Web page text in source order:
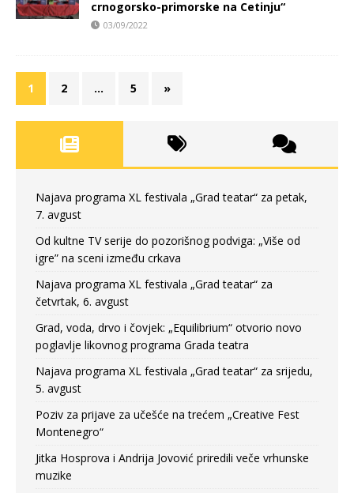
crnogorsko-primorske na Cetinju“
03/09/2022
1 2 … 5 »
Najava programa XL festivala „Grad teatar“ za petak,
7. avgust
Od kultne TV serije do pozorišnog podviga: „Više od
igre” na sceni između crkava
Najava programa XL festivala „Grad teatar“ za
četvrtak, 6. avgust
Grad, voda, drvo i čovjek: „Equilibrium“ otvorio novo
poglavlje likovnog programa Grada teatra
Najava programa XL festivala „Grad teatar“ za srijedu,
5. avgust
Poziv za prijave za učešće na trećem „Creative Fest
Montenegro“
Jitka Hosprova i Andrija Jovović priredili veče vrhunske
muzike